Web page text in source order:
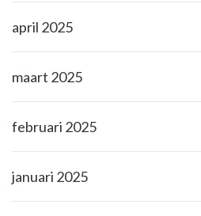
april 2025
maart 2025
februari 2025
januari 2025